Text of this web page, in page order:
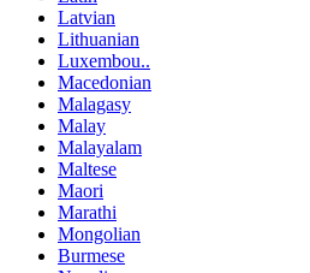
Latvian
Lithuanian
Luxembou..
Macedonian
Malagasy
Malay
Malayalam
Maltese
Maori
Marathi
Mongolian
Burmese